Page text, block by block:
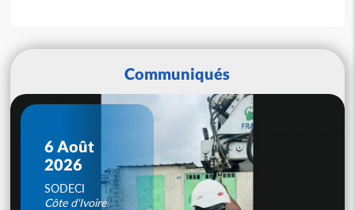
Communiqués
6 Août
2026
SODECI
Côte d'Ivoire